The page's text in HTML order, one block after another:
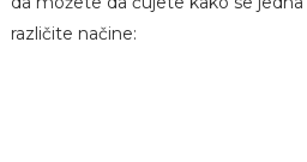
različite načine: